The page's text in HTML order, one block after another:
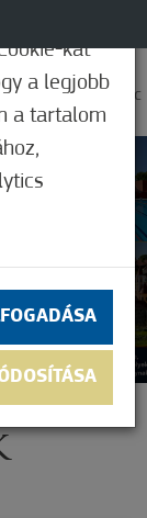
0
22,2°C
kat
a legjobb
a tartalom